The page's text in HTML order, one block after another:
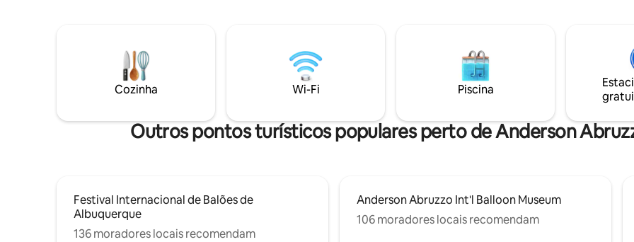
Vivemos na casa ao lado e temos o
prazer de ajudar com qualquer coisa que
você precisar. Sem forno/fogão devido
Uma vez dentro, você será recebido pelo
ambiente acolhedor e convidativo do
tema Flor de Cacto, onde a decoração de
bom gosto do sudoeste cria uma
montanha e asencions de
quente. Você estará em casa em nosso
espaço limpo, acolhedor e bem
abastecido!
Cozinha Wi-Fi Piscina
Outros pontos turísticos populares perto de Anderson
Festival Internacional de Balões de
Albuquerque
136 moradores locais recomendam
Anderson Abruzzo Int'l Balloon Museum
106 moradores locais recomendam